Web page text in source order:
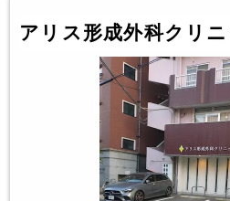
アリス形成外科クリニ